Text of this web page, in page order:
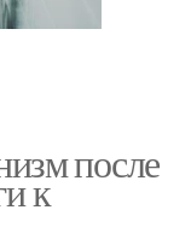
после
к